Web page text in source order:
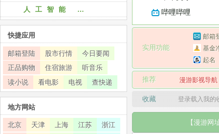
哔哩哔哩
实用功能
邮箱
基金
起名
推荐 漫游影视导航
收藏 登录载入我
【漫游网
人工智能 …
快捷应用
邮箱登陆 股市行情
今日要闻
正品购物
住宿旅游
听音乐
读小说
看电影 电视 查快递
地方网站
北京 天津 上海 江苏
浙江